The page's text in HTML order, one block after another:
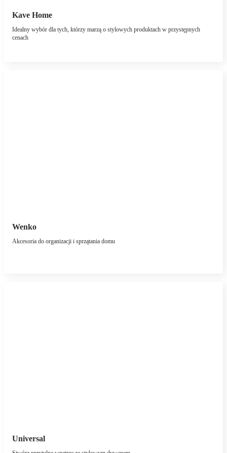
Kave Home
Idealny wybór dla tych, którzy marzą o stylowych produktach w przystępnych
cenach
Wenko
Akcesoria do organizacji i sprzątania domu
Universal